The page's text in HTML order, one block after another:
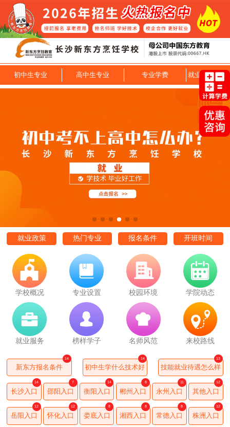
初中生专业 高中生专业 专业学费 就业技能专业
就业政策 热门专业 报名条件 开班时间
学校概况 专业设置 校园环境 学院动态
就业服务 榜样学子 名师风范 来校路线
新东方报名条件
11
初中生学什么技术好
6
技能就业待遇怎么样
8
长沙入口
14
邵阳入口
6
衡阳入口
6
郴州入口
10
永州入口
10
其他入口
5
岳阳入口
13
怀化入口
6
娄底入口
11
湘西入口
14
常德入口
10
株洲入口
13